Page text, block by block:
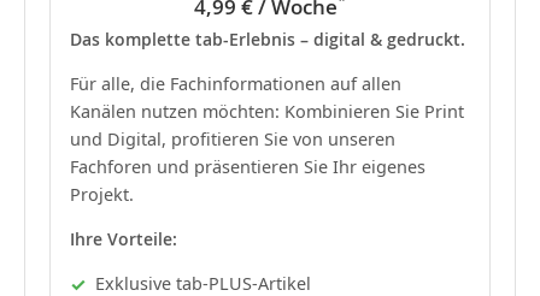
4,99 € / Woche
Das komplette tab-Erlebnis – digital & gedruckt.
Für alle, die Fachinformationen auf allen
Kanälen nutzen möchten: Kombinieren Sie Print
und Digital, profitieren Sie von unseren
Fachforen und präsentieren Sie Ihr eigenes
Projekt.
Ihre Vorteile:
Exklusive tab-PLUS-Artikel